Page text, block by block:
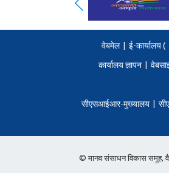
वेबमेल | ई-कार्यालय (
कार्यालय ज्ञापन |
सीएसआईआर-मुख्यालय |
© मानव संसाधन विकास समूह,